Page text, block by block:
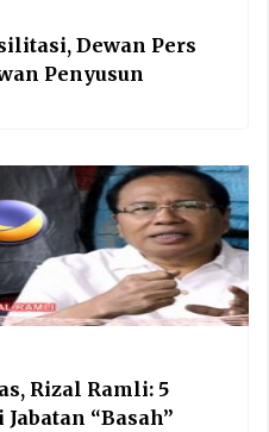
Dewan Pers
Penyusun
Rizal Ramli: 5
“Basah”